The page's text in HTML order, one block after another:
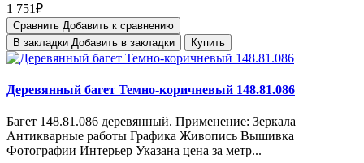
1 751₽
Сравнить Добавить к сравнению
В закладки Добавить в закладки Купить
Деревянный багет Темно-коричневый 148.81.086
Багет 148.81.086 деревянный. Применение: Зеркала
Антикварные работы Графика Живопись Вышивка
Фотографии Интерьер Указана цена за метр...